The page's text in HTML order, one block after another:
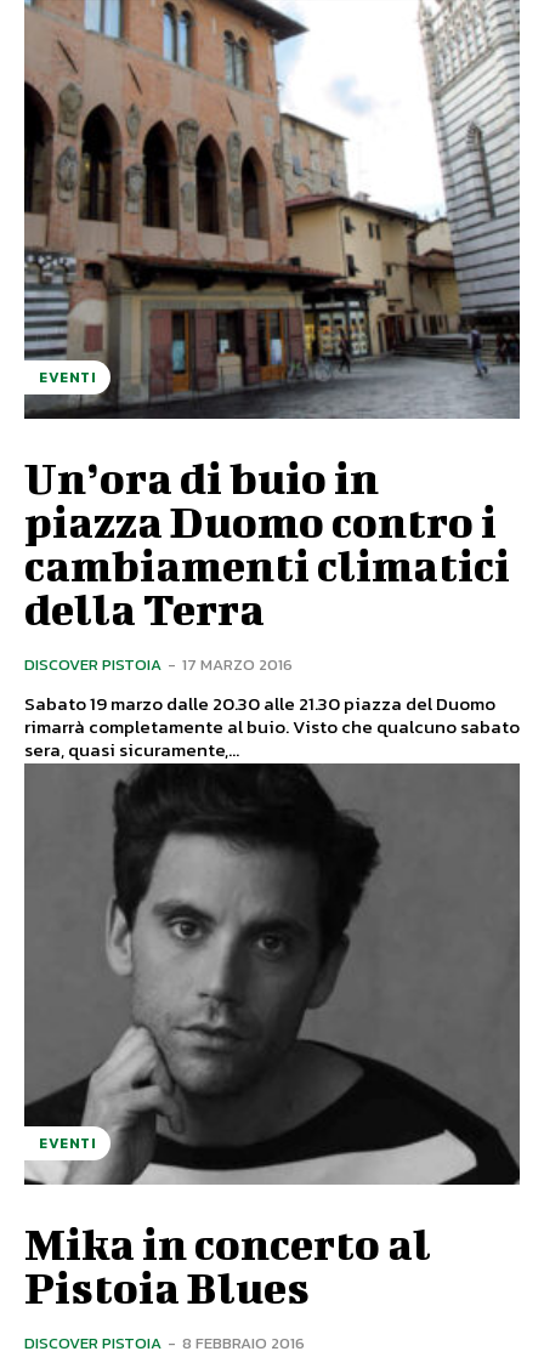
EVENTI
Un’ora di buio in
piazza Duomo contro i
cambiamenti climatici
della Terra
DISCOVER PISTOIA - 17 MARZO 2016
Sabato 19 marzo dalle 20.30 alle 21.30 piazza del Duomo
rimarrà completamente al buio. Visto che qualcuno sabato
sera, quasi sicuramente,...
EVENTI
Mika in concerto al
Pistoia Blues
DISCOVER PISTOIA - 8 FEBBRAIO 2016